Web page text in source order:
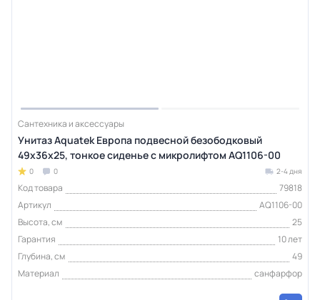
Сантехника и аксессуары
Унитаз Aquatek Европа подвесной безободковый
49х36х25, тонкое сиденье с микролифтом AQ1106-00
0 0 2-4 дня
Код товара
79818
Артикул
AQ1106-00
Высота, см
25
Гарантия
10 лет
Глубина, см
49
Материал
санфарфор